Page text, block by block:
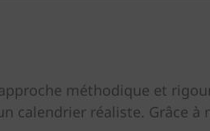
méthodique et
réaliste. Grâce